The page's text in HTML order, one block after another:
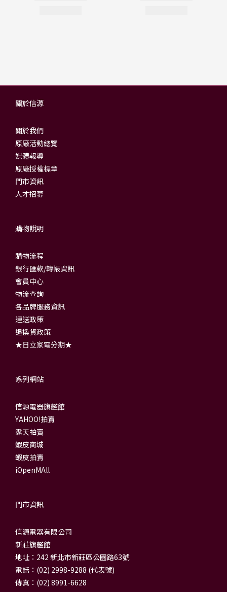
關於信源
關於我們
原廠活動總覽
媒體報導
原廠授權標章
門市資訊
人才招募
購物說明
購物流程
銀行匯款/轉帳資訊
會員中心
物流查詢
各品牌服務資訊
運送政策
退換貨政策
★日立家電分期★
系列網站
信源電器旗艦館
YAHOO!拍賣
露天拍賣
蝦皮商城
蝦皮拍賣
iOpenMAll
門市資訊
信源電器有限公司
新莊旗艦館
地址：242 新北市新莊區公園路63號
電話：(02) 2998-9288 (代表號)
傳真：(02) 8991-6628